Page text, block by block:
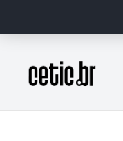
Página inicial